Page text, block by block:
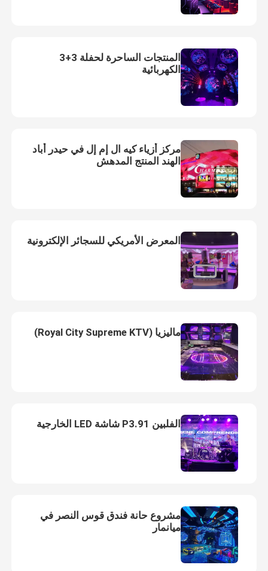
المنتجات
المنتجات الساحرة لحفلة 3+3
الكهربائية
مركز أزياء كيه ال إم إل في حيدر أباد
الهند المنتج المدهش
المعرض الأمريكي للسجائر الإلكترونية
ماليزيا (Royal City Supreme KTV)
الفلبين P3.91 شاشة LED الخارجية
مشروع حانة فندق قوس النصر في
ميانمار